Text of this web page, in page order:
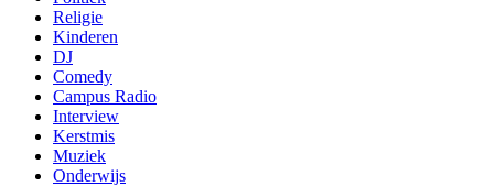
Religie
Kinderen
DJ
Comedy
Campus Radio
Interview
Kerstmis
Muziek
Onderwijs